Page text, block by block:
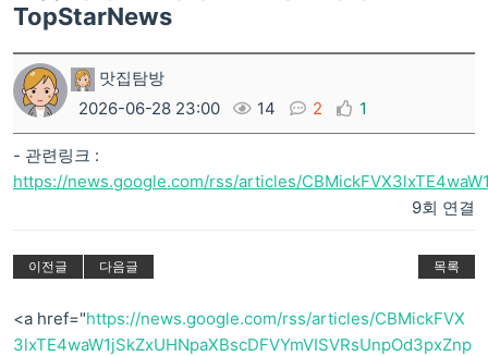
TopStarNews
맛집탐방
2026-06-28 23:00
14 2 1
- 관련링크 :
https://news.google.com/rss/articles/
9회 연결
이전글 다음글 목록
<a href="https://news.google.com/rss/articles/CBMickFVX
3lxTE4waW1jSkZxUHNpaXBscDFVYmVISVRsUnpOd3pxZnp